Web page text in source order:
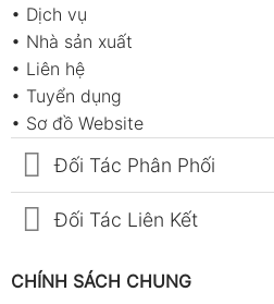
• Dịch vụ
• Nhà sản xuất
• Liên hệ
• Tuyển dụng
• Sơ đồ Website
Đối Tác Phân Phối
Đối Tác Liên Kết
CHÍNH SÁCH CHUNG